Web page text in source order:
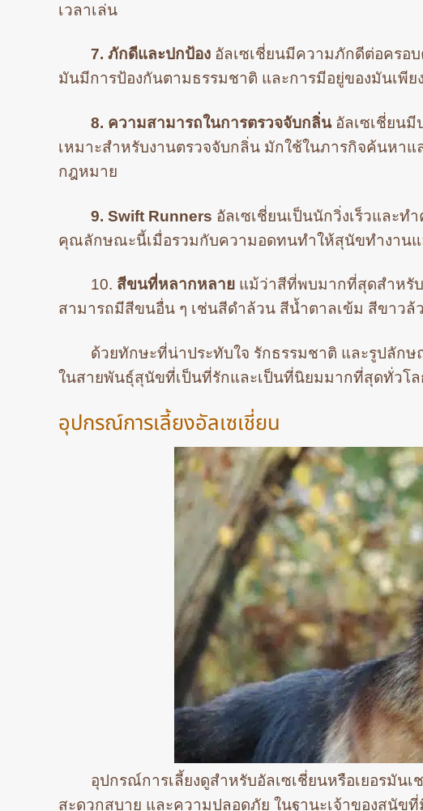
เวลาเล่น
7. ภักดีและปกป้อง อัลเซเชี่ยนมีความภักดีต่อครอ
มันมีการป้องกันตามธรรมชาติ และการมีอยู่ของมันเพี
8. ความสามารถในการตรวจจับกลิ่น อัลเซเชี่ยน
เหมาะสำหรับงานตรวจจับกลิ่น มักใช้ในภารกิจค้นหา
กฎหมาย
9. Swift Runners อัลเซเชี่ยนเป็นนักวิ่งเร็วและท
คุณลักษณะนี้เมื่อรวมกับความอดทนทำให้สุนัขทำงานแ
10. สีขนที่หลากหลาย แม้ว่าสีที่พบมากที่สุดสำหรั
สามารถมีสีขนอื่น ๆ เช่นสีดำล้วน สีน้ำตาลเข้ม สีขาวล้
ด้วยทักษะที่น่าประทับใจ รักธรรมชาติ และรูปลัก
ในสายพันธุ์สุนัขที่เป็นที่รักและเป็นที่นิยมมากที่สุดทั่วโล
อุปกรณ์การเลี้ยงอัลเซเชี่ยน
อุปกรณ์การเลี้ยงดูสำหรับอัลเซเชี่ยนหรือเยอรมั
สะดวกสบาย และความปลอดภัย ในฐานะเจ้าของสุนั